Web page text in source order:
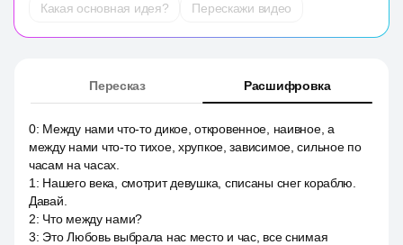
Какая основная идея?
Перескажи видео
Пересказ Расшифровка
0: Между нами что-то дикое, откровенное, наивное, а
между нами что-то тихое, хрупкое, зависимое, сильное по
часам на часах.
1 : Нашего века, смотрит девушка, списаны снег кораблю.
Давай.
2: Что между нами?
3: Это Любовь выбрала нас место и час, все снимая